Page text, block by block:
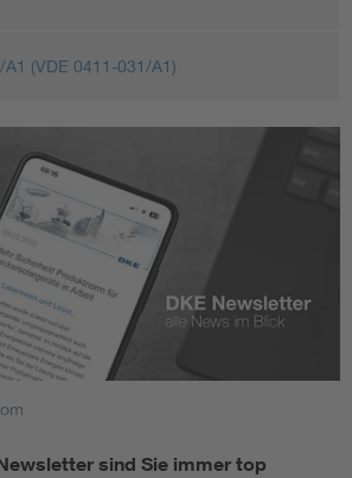
(VDE 0411-031/A1)
sind Sie immer top